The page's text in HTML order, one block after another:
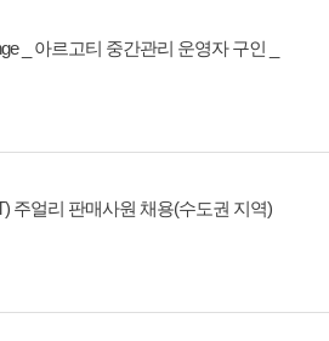
_ 아르고티 중간관리 운영자 구인 _
주얼리 판매사원 채용(수도권 지역)